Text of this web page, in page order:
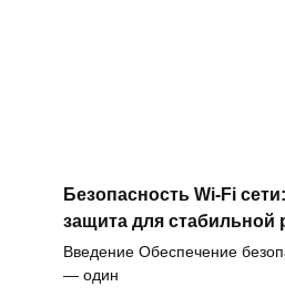
Безопасность Wi-Fi
защита для стабильной
Введение Обеспечение
— один